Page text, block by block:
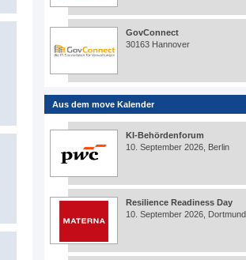
GovConnect
30163 Hannover
Aus dem move Kalender
KI-Behördenforum
10. September 2026, Berlin
Resilience Readiness Day
10. September 2026, Dortmund